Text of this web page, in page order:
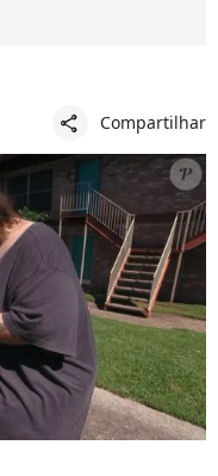
share Compartilhar